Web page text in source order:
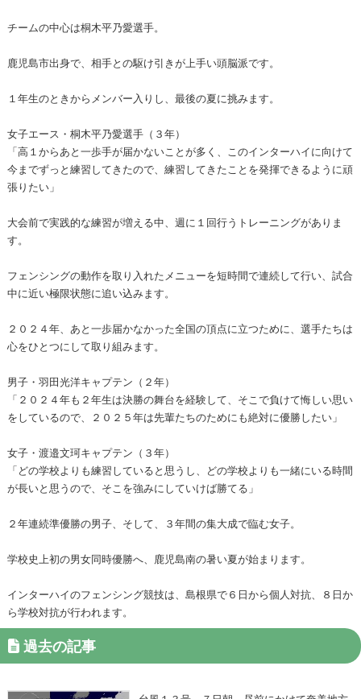
チームの中心は桐木平乃愛選手。
鹿児島市出身で、相手との駆け引きが上手い頭脳派です。
１年生のときからメンバー入りし、最後の夏に挑みます。
女子エース・桐木平乃愛選手（３年）
「高１からあと一歩手が届かないことが多く、このインターハイに向けて
今までずっと練習してきたので、練習してきたことを発揮できるように頑
張りたい」
大会前で実践的な練習が増える中、週に１回行うトレーニングがありま
す。
フェンシングの動作を取り入れたメニューを短時間で連続して行い、試合
中に近い極限状態に追い込みます。
２０２４年、あと一歩届かなかった全国の頂点に立つために、選手たちは
心をひとつにして取り組みます。
男子・羽田光洋キャプテン（２年）
「２０２４年も２年生は決勝の舞台を経験して、そこで負けて悔しい思い
をしているので、２０２５年は先輩たちのためにも絶対に優勝したい」
女子・渡邉文珂キャプテン（３年）
「どの学校よりも練習していると思うし、どの学校よりも一緒にいる時間
が長いと思うので、そこを強みにしていけば勝てる」
２年連続準優勝の男子、そして、３年間の集大成で臨む女子。
学校史上初の男女同時優勝へ、鹿児島南の暑い夏が始まります。
インターハイのフェンシング競技は、島根県で６日から個人対抗、８日か
ら学校対抗が行われます。
過去の記事